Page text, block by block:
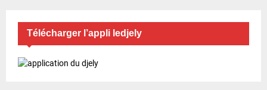
Télécharger l’appli ledjely